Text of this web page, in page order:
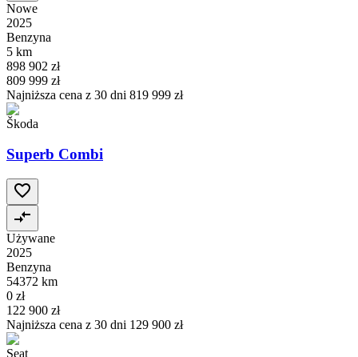
Nowe
2025
Benzyna
5 km
898 902 zł
809 999 zł
Najniższa cena z 30 dni 819 999 zł
Škoda
Superb Combi
Używane
2025
Benzyna
54372 km
0 zł
122 900 zł
Najniższa cena z 30 dni 129 900 zł
Seat